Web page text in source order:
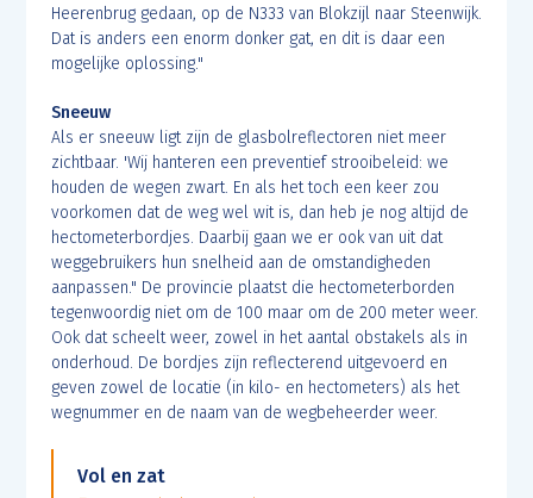
Heerenbrug gedaan, op de N333 van Blokzijl naar Steenwijk.
Dat is anders een enorm donker gat, en dit is daar een
mogelijke oplossing."
Sneeuw
Als er sneeuw ligt zijn de glasbolreflectoren niet meer
zichtbaar. 'Wij hanteren een preventief strooibeleid: we
houden de wegen zwart. En als het toch een keer zou
voorkomen dat de weg wel wit is, dan heb je nog altijd de
hectometerbordjes. Daarbij gaan we er ook van uit dat
weggebruikers hun snelheid aan de omstandigheden
aanpassen." De provincie plaatst die hectometerborden
tegenwoordig niet om de 100 maar om de 200 meter weer.
Ook dat scheelt weer, zowel in het aantal obstakels als in
onderhoud. De bordjes zijn reflecterend uitgevoerd en
geven zowel de locatie (in kilo- en hectometers) als het
wegnummer en de naam van de wegbeheerder weer.
Vol en zat